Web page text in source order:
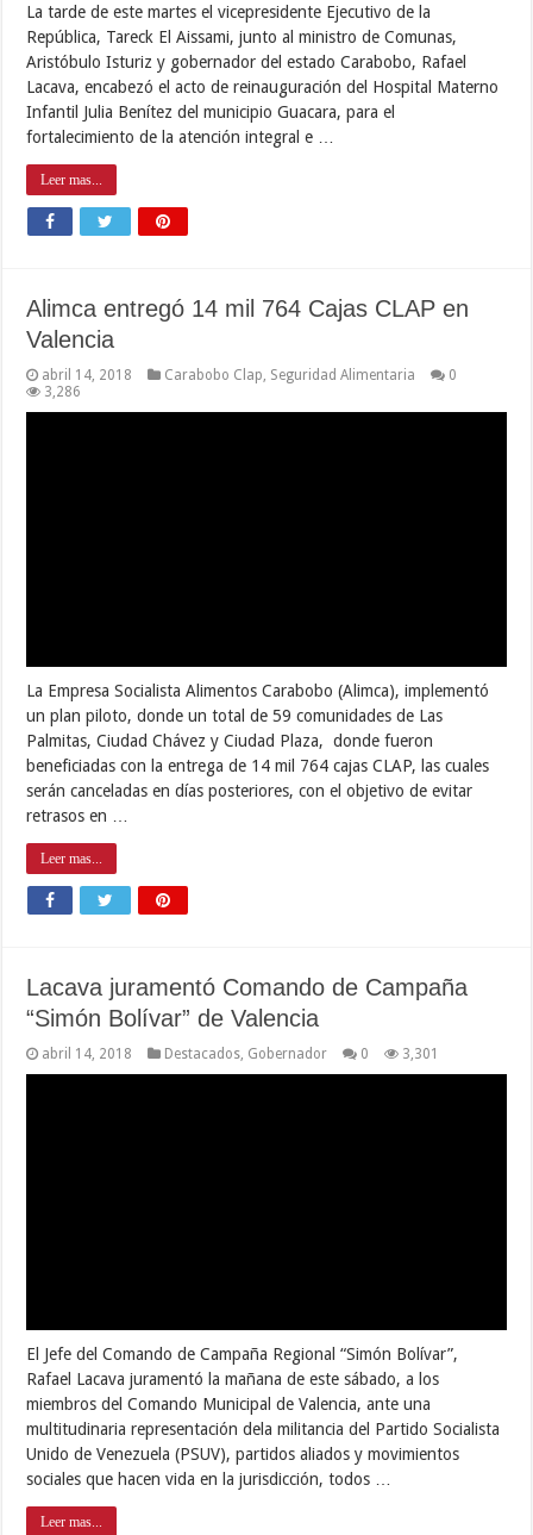
La tarde de este martes el vicepresidente Ejecutivo de la
República, Tareck El Aissami, junto al ministro de Comunas,
Aristóbulo Isturiz y gobernador del estado Carabobo, Rafael
Lacava, encabezó el acto de reinauguración del Hospital Materno
Infantil Julia Benítez del municipio Guacara, para el
fortalecimiento de la atención integral e …
Leer mas...
Alimca entregó 14 mil 764 Cajas CLAP en
Valencia
abril 14, 2018 Carabobo Clap Seguridad Alimentaria
0
3,286
La Empresa Socialista Alimentos Carabobo (Alimca), implementó
un plan piloto, donde un total de 59 comunidades de Las
Palmitas, Ciudad Chávez y Ciudad Plaza, donde fueron
beneficiadas con la entrega de 14 mil 764 cajas CLAP, las cuales
serán canceladas en días posteriores, con el objetivo de evitar
retrasos en …
Leer mas...
Lacava juramentó Comando de Campaña
“Simón Bolívar” de Valencia
abril 14, 2018 Destacados, Gobernador 0 3,301
El Jefe del Comando de Campaña Regional “Simón Bolívar”,
Rafael Lacava juramentó la mañana de este sábado, a los
miembros del Comando Municipal de Valencia, ante una
multitudinaria representación dela militancia del Partido Socialista
Unido de Venezuela (PSUV), partidos aliados y movimientos
sociales que hacen vida en la jurisdicción, todos …
Leer mas...